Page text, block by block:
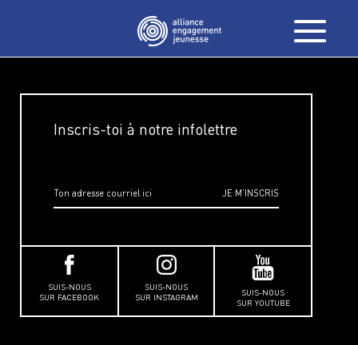
Inscris-toi à notre infolettre
SUIS-NOUS
SUR FACEBOOK
SUIS-NOUS
SUR INSTAGRAM
SUIS-NOUS
SUR YOUTUBE